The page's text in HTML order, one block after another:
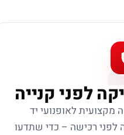
לפני קנייה
מקצועית לאופנועי יד
לפני רכישה – כדי שתדעו